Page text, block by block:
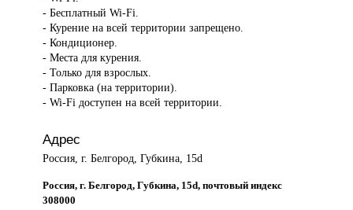
- Бесплатный Wi-Fi.
- Курение на всей территории запрещено.
- Кондиционер.
- Места для курения.
- Только для взрослых.
- Парковка (на территории).
- Wi-Fi доступен на всей территории.
Адрес
Россия, г. Белгород, Губкина, 15d
Россия, г. Белгород, Губкина, 15d, почтовый индекс
308000